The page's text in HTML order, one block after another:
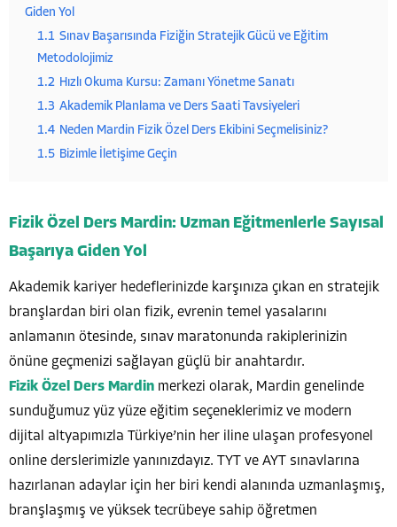
Giden Yol
1.1 Sınav Başarısında Fiziğin Stratejik Gücü ve Eğitim
Metodolojimiz
1.2 Hızlı Okuma Kursu: Zamanı Yönetme Sanatı
1.3 Akademik Planlama ve Ders Saati Tavsiyeleri
1.4 Neden Mardin Fizik Özel Ders Ekibini Seçmelisiniz?
1.5 Bizimle İletişime Geçin
Fizik Özel Ders Mardin: Uzman Eğitmenlerle Sayısal
Başarıya Giden Yol
Akademik kariyer hedeflerinizde karşınıza çıkan en stratejik
branşlardan biri olan fizik, evrenin temel yasalarını
anlamanın ötesinde, sınav maratonunda rakiplerinizin
önüne geçmenizi sağlayan güçlü bir anahtardır.
Fizik Özel Ders Mardin merkezi olarak, Mardin genelinde
sunduğumuz yüz yüze eğitim seçeneklerimiz ve modern
dijital altyapımızla Türkiye’nin her iline ulaşan profesyonel
online derslerimizle yanınızdayız. TYT ve AYT sınavlarına
hazırlanan adaylar için her biri kendi alanında uzmanlaşmış,
branşlaşmış ve yüksek tecrübeye sahip öğretmen